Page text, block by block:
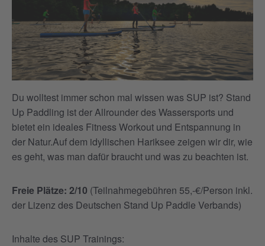
Du wolltest immer schon mal wissen was SUP ist? Stand
Up Paddling ist der Allrounder des Wassersports und
bietet ein ideales Fitness Workout und Entspannung in
der Natur.Auf dem idyllischen Hariksee zeigen wir dir, wie
es geht, was man dafür braucht und was zu beachten ist.
Freie Plätze: 2/10 (Teilnahmegebühren 55,-€/Person inkl.
der Lizenz des Deutschen Stand Up Paddle Verbands)
Inhalte des SUP Trainings: